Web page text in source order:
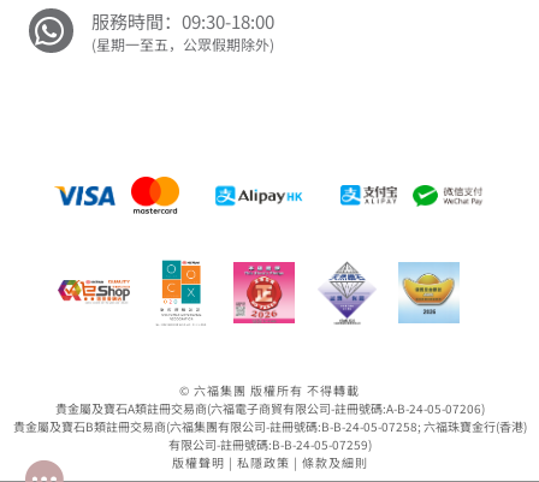
服務時間：09:30-18:00
(星期一至五，公眾假期除外)
© 六福集團 版權所有 不得轉載
貴金屬及寶石A類註冊交易商(六福電子商貿有限公司-註冊號碼:A-B-24-05-07206)
貴金屬及寶石B類註冊交易商(六福集團有限公司-註冊號碼:B-B-24-05-07258; 六福珠寶金行(香港)
有限公司-註冊號碼:B-B-24-05-07259)
版權聲明 | 私隱政策 | 條款及細則